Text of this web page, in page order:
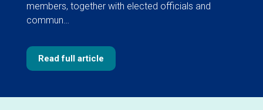
members, together with elected officials and
commun…
Read full article